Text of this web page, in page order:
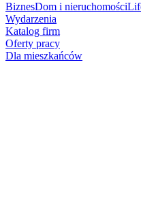
BiznesDom i nieruchomości
Wydarzenia
Katalog firm
Oferty pracy
Dla mieszkańców